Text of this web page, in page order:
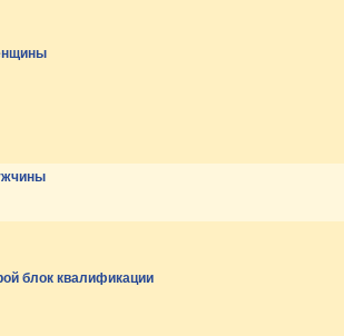
блок квалификации